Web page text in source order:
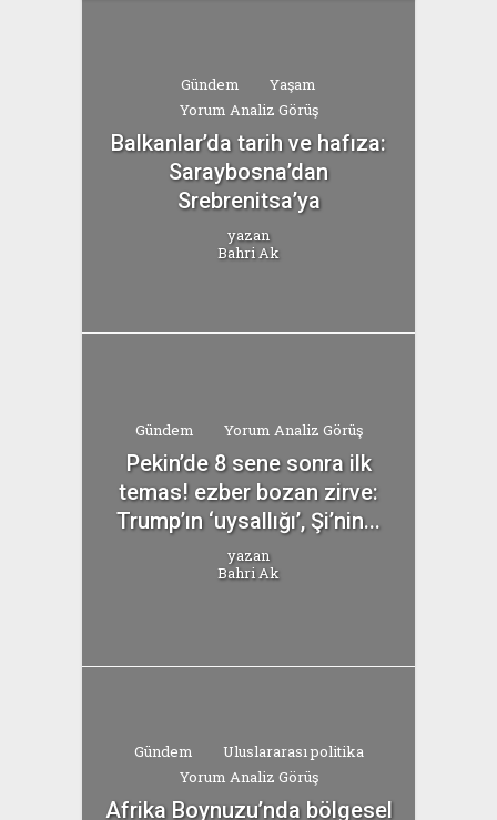
Gündem
Yaşam
Yorum Analiz Görüş
Balkanlar’da tarih ve hafıza:
Saraybosna’dan
Srebrenitsa’ya
yazan
Bahri Ak
Gündem Yorum Analiz Görüş
Pekin’de 8 sene sonra ilk
temas! ezber bozan zirve:
Trump’ın ‘uysallığı’, Şi’nin...
yazan
Bahri Ak
Gündem
Uluslararası politika
Yorum Analiz Görüş
Afrika Boynuzu’nda bölgesel